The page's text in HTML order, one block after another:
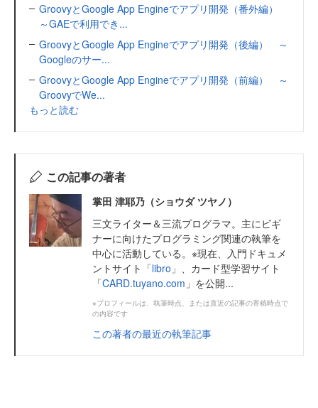
GroovyとGoogle App Engineでアプリ開発（番外編）
～GAEで利用でき...
GroovyとGoogle App Engineでアプリ開発（後編） ～
Googleのサー...
GroovyとGoogle App Engineでアプリ開発（前編） ～
GroovyでWe...
もっと読む
この記事の著者
掌田 津耶乃（ショウダ ツヤノ）
三文ライター＆三流プログラマ。主にビギ
ナーに向けたプログラミング関連の執筆を
中心に活動している。※現在、入門ドキュメ
ントサイト「libro 」、カード型学習サイト
「CARD.tuyano.com 」を公開...
※プロフィールは、執筆時点、または直近の記事の寄稿時点で
の内容です
この著者の最近の執筆記事